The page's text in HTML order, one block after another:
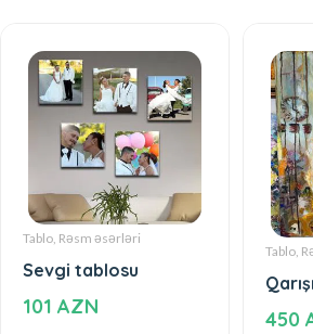
Tablo, Rəsm əsərləri
Sevgi tablosu
101 AZN
Tablo,
450